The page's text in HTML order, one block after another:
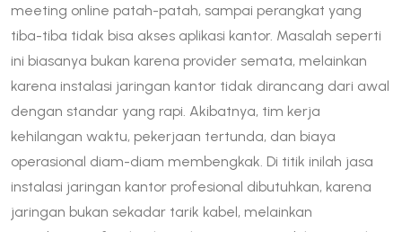
meeting online patah-patah, sampai perangkat yang
tiba-tiba tidak bisa akses aplikasi kantor. Masalah seperti
ini biasanya bukan karena provider semata, melainkan
karena instalasi jaringan kantor tidak dirancang dari awal
dengan standar yang rapi. Akibatnya, tim kerja
kehilangan waktu, pekerjaan tertunda, dan biaya
operasional diam-diam membengkak. Di titik inilah jasa
instalasi jaringan kantor profesional dibutuhkan, karena
jaringan bukan sekadar tarik kabel, melainkan